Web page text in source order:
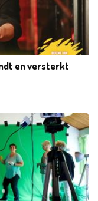
en versterkt